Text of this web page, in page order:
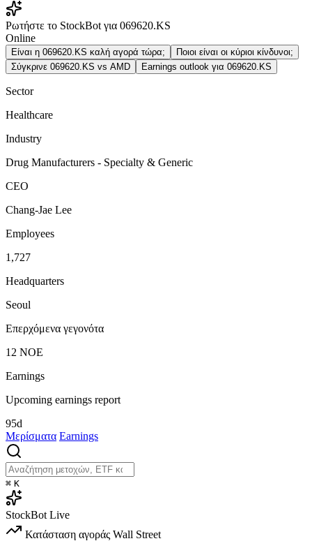
Ρωτήστε το StockBot για 069620.KS
Online
Είναι η 069620.KS καλή αγορά τώρα;
Ποιοι είναι οι κύριοι κίνδυνοι;
Σύγκρινε 069620.KS vs AMD
Earnings outlook για 069620.KS
Sector
Healthcare
Industry
Drug Manufacturers - Specialty & Generic
CEO
Chang-Jae Lee
Employees
1,727
Headquarters
Seoul
Επερχόμενα γεγονότα
12 ΝΟΕ
Earnings
Upcoming earnings report
95d
Μερίσματα Earnings
⌘ K
StockBot Live
Κατάσταση αγοράς Wall Street